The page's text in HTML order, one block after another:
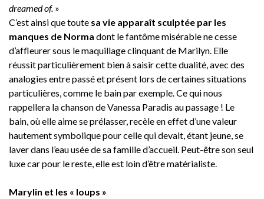
dreamed of. »
C’est ainsi que toute sa vie apparaît sculptée par les
manques de Norma dont le fantôme misérable ne cesse
d’affleurer sous le maquillage clinquant de Marilyn. Elle
réussit particulièrement bien à saisir cette dualité, avec des
analogies entre passé et présent lors de certaines situations
particulières, comme le bain par exemple. Ce qui nous
rappellera la chanson de Vanessa Paradis au passage ! Le
bain, où elle aime se prélasser, recèle en effet d’une valeur
hautement symbolique pour celle qui devait, étant jeune, se
laver dans l’eau usée de sa famille d’accueil. Peut-être son seul
luxe car pour le reste, elle est loin d’être matérialiste.
Marylin et les « loups »